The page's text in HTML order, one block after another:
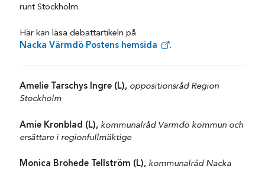
runt Stockholm.
Här kan läsa debattartikeln på
Nacka Värmdö Postens hemsida
.
Amelie Tarschys Ingre (L), oppositionsråd Region
Stockholm
Amie Kronblad (L), kommunalråd Värmdö kommun och
ersättare i regionfullmäktige
Monica Brohede Tellström (L), kommunalråd Nacka